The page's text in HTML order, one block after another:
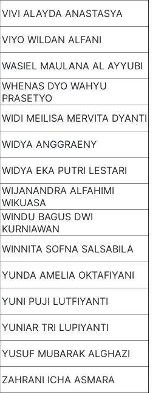
VIVI ALAYDA ANASTASYA
VIYO WILDAN ALFANI
WASIEL MAULANA AL AYYUBI
WHENAS DYO WAHYU
PRASETYO
WIDI MEILISA MERVITA DYANTI
WIDYA ANGGRAENY
WIDYA EKA PUTRI LESTARI
WIJANANDRA ALFAHIMI
WIKUASA
WINDU BAGUS DWI
KURNIAWAN
WINNITA SOFNA SALSABILA
YUNDA AMELIA OKTAFIYANI
YUNI PUJI LUTFIYANTI
YUNIAR TRI LUPIYANTI
YUSUF MUBARAK ALGHAZI
ZAHRANI ICHA ASMARA